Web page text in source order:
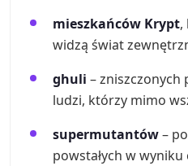
mieszkańców Krypt,
widzą świat
ghuli –
ludzi, którzy mimo
supermutantów–
powstałych w